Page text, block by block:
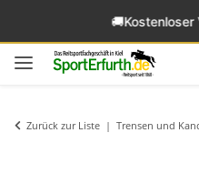
🚚
Zurück zur Liste Trensen und